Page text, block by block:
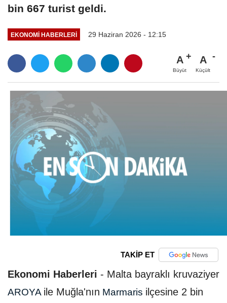
bin 667 turist geldi.
EKONOMI HABERLERI 29 Haziran 2026 - 12:15
A
Büyüt
A
Küçült
TAKİP ET
Ekonomi Haberleri - Malta bayraklı kruvaziyer
AROYA ile Muğla'nın Marmaris ilçesine 2 bin